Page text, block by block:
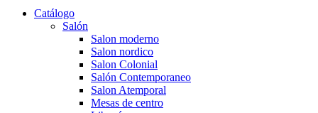
Catálogo
Salón
Salon moderno
Salon nordico
Salon Colonial
Salón Contemporaneo
Salon Atemporal
Mesas de centro